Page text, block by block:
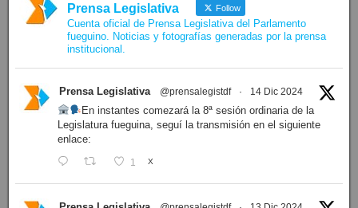
Prensa Legislativa Follow
Cuenta oficial de Prensa Legislativa del Parlamento
fueguino. Noticias y fotografías generadas por la prensa
institucional.
Prensa Legislativa @prensalegistdf · 14 Dic 2024
En instantes comezará la 8ª sesión ordinaria de la
Legislatura fueguina, seguí la transmisión en el siguiente
enlace:
1 X